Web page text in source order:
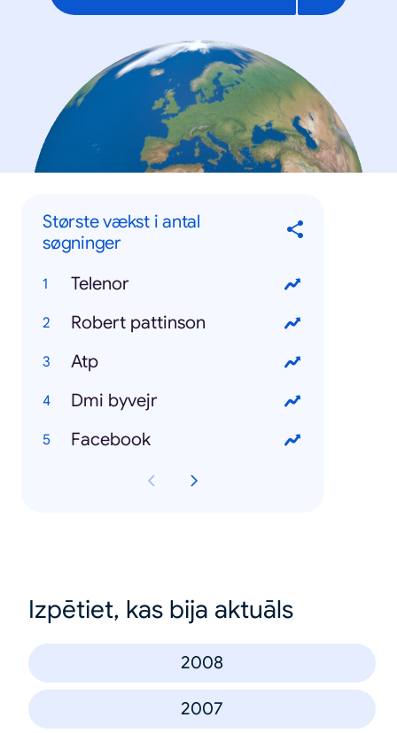
Største vækst i antal
søgninger
Telenor
Robert pattinson
Atp
Dmi byvejr
Facebook
Izpētiet, kas bija aktuāls
2008
2007